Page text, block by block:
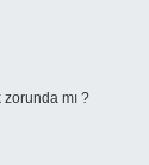
mı ?